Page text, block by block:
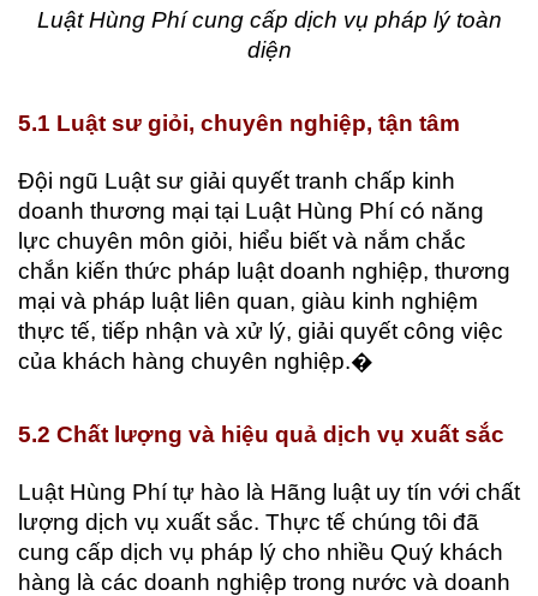
Luật Hùng Phí cung cấp dịch vụ pháp lý toàn
diện
5.1 Luật sư giỏi, chuyên nghiệp, tận tâm
Đội ngũ Luật sư giải quyết tranh chấp kinh
doanh thương mại tại Luật Hùng Phí có năng
lực chuyên môn giỏi, hiểu biết và nắm chắc
chắn kiến thức pháp luật doanh nghiệp, thương
mại và pháp luật liên quan, giàu kinh nghiệm
thực tế, tiếp nhận và xử lý, giải quyết công việc
của khách hàng chuyên nghiệp.�
5.2 Chất lượng và hiệu quả dịch vụ xuất sắc
Luật Hùng Phí tự hào là Hãng luật uy tín với chất
lượng dịch vụ xuất sắc. Thực tế chúng tôi đã
cung cấp dịch vụ pháp lý cho nhiều Quý khách
hàng là các doanh nghiệp trong nước và doanh